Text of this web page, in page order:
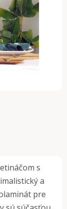
s
a
pre